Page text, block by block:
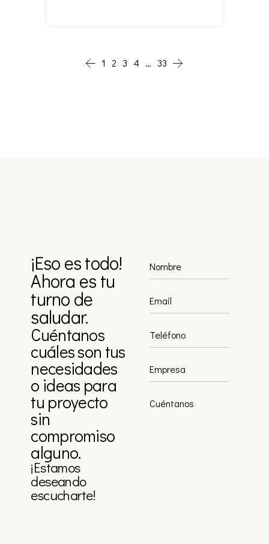
1 2 3 4 … 33
¡Eso es todo!
Ahora es tu
turno de
saludar.
Cuéntanos
cuáles son tus
necesidades
o ideas para
tu proyecto
sin
compromiso
alguno.
¡Estamos
deseando
escucharte!